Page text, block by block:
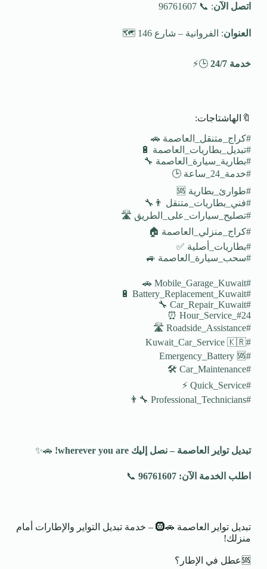
اتصل الآن: 📞 96761607
العنوان: الفروانية – شارع 146 🗺️
خدمة 24/7 🕒⚡
🔖الهاشتاجات:
#كراج_متنقل_العاصمة 🚗
#تبديل_بطاريات_العاصمة 🔋
#بطارية_سيارة_العاصمة 🔧
#خدمة_24_ساعة 🕒
#طوارئ_بطارية 🆘
#فني_بطاريات_متنقل 👨‍🔧
#تصليح_سيارات_على_الطريق 🛣️
#كراج_منزلي_العاصمة 🏠
#بطاريات_أصلية ✅
#سحب_سيارة_العاصمة 🚙
#Mobile_Garage_Kuwait 🚗
#Battery_Replacement_Kuwait 🔋
#Car_Repair_Kuwait 🔧
#24_Hour_Service ⏰
#Roadside_Assistance 🛣️
#Kuwait_Car_Service 🇰🇷
#Emergency_Battery 🆘
#Car_Maintenance 🛠️
#Quick_Service ⚡
#Professional_Technicians 👨‍🔧
تبديل تواير العاصمة – نصل إليك 🚗✨
اطلب الخدمة الآن: 96761607 📞
تبديل تواير العاصمة 🚗🛞 – خدمة تبديل التواير والإطارات أمام
منزلك!
🆘عطل في الإطار؟